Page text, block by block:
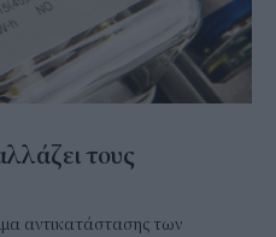
τους
αντικατάστασης των